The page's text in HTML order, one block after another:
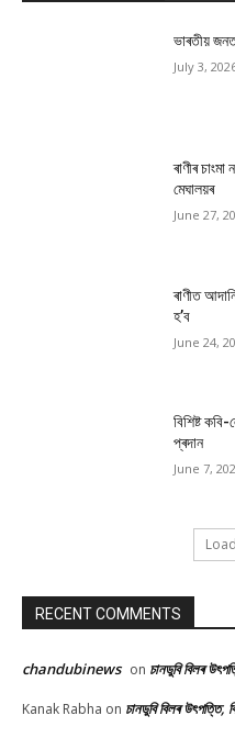
ভাৰতীয়
July 3,
ৰাণীৰ
মেঘালয়ৰ
June 27,
ৰাণীত
হ’ব
June 24,
বিশিষ্ট কবি-
প্ৰদান
June 7,
RECENT COMMENTS
chandubinews on চানডুবি বিলৰ
Kanak Rabha on চানডুবি বিলৰ